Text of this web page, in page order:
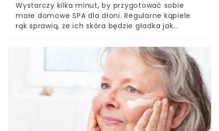
Wystarczy kilka minut, by przygotować sobie
małe domowe SPA dla dłoni. Regularne kąpiele
rąk sprawią, że ich skóra będzie gładka jak
dłoniach i zadziałają kojąco. Trzeba tylko
przygotować odżywiający, ziołowy wywar. Jest
kilka składników, które warto dodać do kąpieli.